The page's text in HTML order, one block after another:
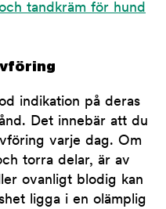
tandkräm för hund
indikation på deras
Det innebär att du
varje dag. Om
torra delar, är av
ovanligt blodig kan
ligga i en olämplig